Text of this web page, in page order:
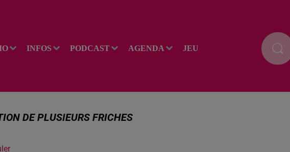
INFOS PODCAST AGENDA JEU
DE PLUSIEURS FRICHES